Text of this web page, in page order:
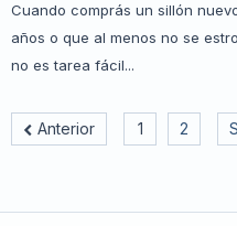
Cuando comprás un sillón
años o que al menos no se
no es tarea fácil...
Anterior 1 2